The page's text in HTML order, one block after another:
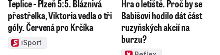
Teplice - Plzeň 5:5. Bláznivá
přestřelka, Viktoria vedla o tři
góly. Červená pro Krčíka
iSport
Hra o letiště. Proč by se
Babišovi hodilo dát část
ruzyňských akcií na
burzu?